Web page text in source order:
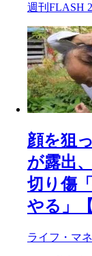
週刊FLASH
顔を狙
が露出
切り傷
やる」
ライフ・マ